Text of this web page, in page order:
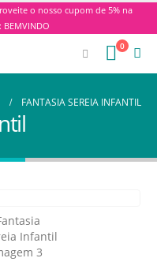
o nosso cupom de 5% na
0
FANTASIA SEREIA INFANTIL